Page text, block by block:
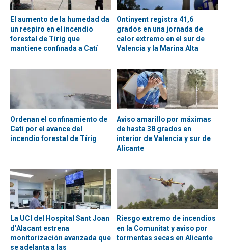
El aumento de la humedad da
un respiro en el incendio
forestal de Tírig que
mantiene confinada a Catí
Ontinyent registra 41,6
grados en una jornada de
calor extremo en el sur de
Valencia y la Marina Alta
Ordenan el confinamiento de
Catí por el avance del
incendio forestal de Tírig
Aviso amarillo por máximas
de hasta 38 grados en
interior de Valencia y sur de
Alicante
La UCI del Hospital Sant Joan
d’Alacant estrena
monitorización avanzada que
se adelanta a las
Riesgo extremo de incendios
en la Comunitat y aviso por
tormentas secas en Alicante